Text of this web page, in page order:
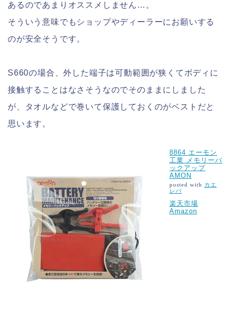
あるのであまりオススメしません…。
そういう意味でもショップやディーラーにお願いする
のが安全そうです。
S660の場合、外した端子は可動範囲が狭くてボディに
接触することはなさそうなのでそのままにしました
が、タオルなどで巻いて保護しておくのがベストだと
思います。
8864 エーモン
工業 メモリーバ
ックアップ
AMON
posted with カエ
レバ
楽天市場
Amazon